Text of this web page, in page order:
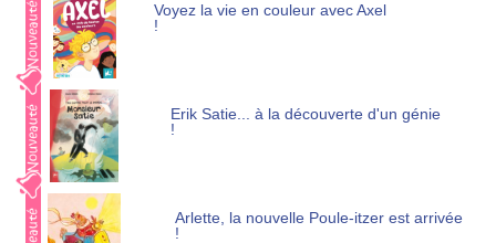
Voyez la vie en couleur avec Axel
!
Erik Satie... à la découverte d'un génie
!
Arlette, la nouvelle Poule-itzer est arrivée
!